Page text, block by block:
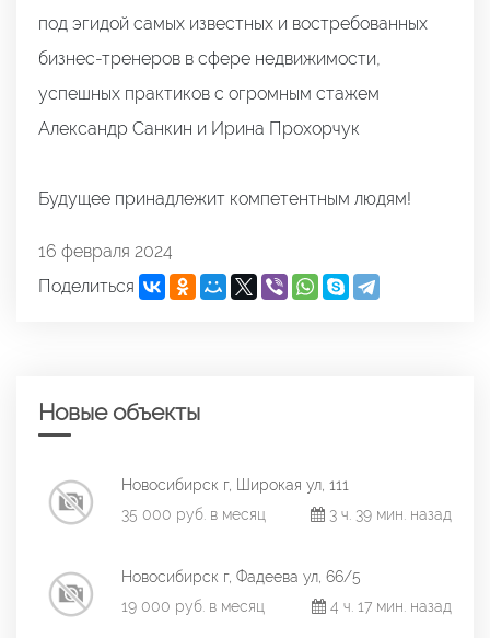
под эгидой самых известных и востребованных
бизнес-тренеров в сфере недвижимости,
успешных практиков с огромным стажем
Александр Санкин и Ирина Прохорчук
Будущее принадлежит компетентным людям!
16 февраля 2024
Поделиться
Новые объекты
Новосибирск г, Широкая ул, 111
35 000 руб. в месяц
3 ч. 39 мин. назад
Новосибирск г, Фадеева ул, 66/5
19 000 руб. в месяц
4 ч. 17 мин. назад